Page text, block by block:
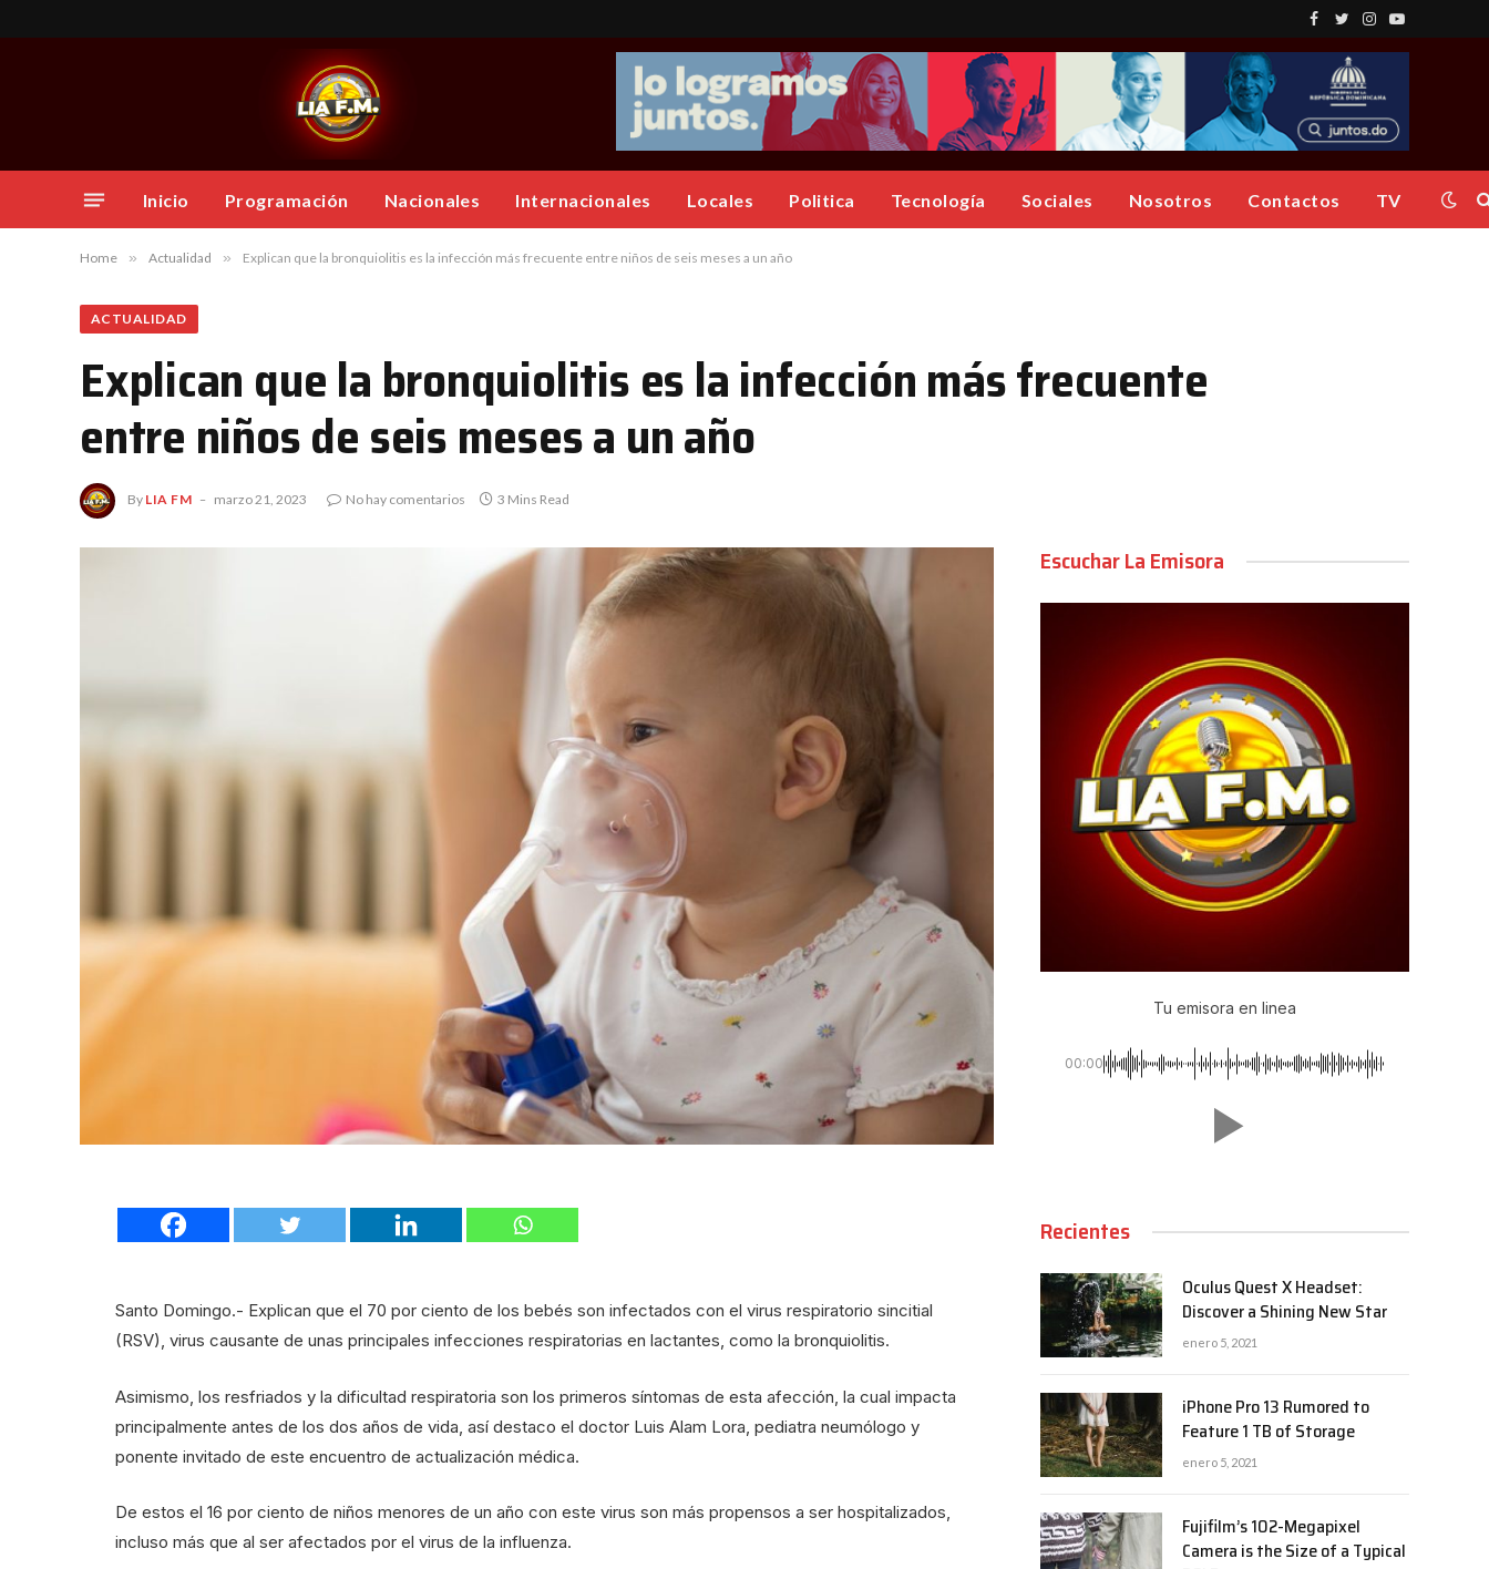
Facebook
TwitterInstagram
YouTube
Inicio Programación Nacionales Internacionales Locales Politica Tecnología Sociales Nosotros Contactos TV
Home » Actualidad » Explican que la bronquiolitis es la infección más frecuente entre niños de seis meses a un año
ACTUALIDAD
Explican que la bronquiolitis es la infección más frecuente
entre niños de seis meses a un año
By LIA FM marzo 21, 2023 No hay comentarios 3 Mins Read
Santo Domingo.- Explican que el 70 por ciento de los bebés son infectados con el virus respiratorio sincitial
(RSV), virus causante de unas principales infecciones respiratorias en lactantes, como la bronquiolitis.
Asimismo, los resfriados y la dificultad respiratoria son los primeros síntomas de esta afección, la cual impacta
principalmente antes de los dos años de vida, así destaco el doctor Luis Alam Lora, pediatra neumólogo y
ponente invitado de este encuentro de actualización médica.
De estos el 16 por ciento de niños menores de un año con este virus son más propensos a ser hospitalizados,
incluso más que al ser afectados por el virus de la influenza.
Escuchar La Emisora
Tu emisora en linea
00:00
Recientes
Oculus Quest X Headset:
Discover a Shining New Star
enero 5, 2021
iPhone Pro 13 Rumored to
Feature 1 TB of Storage
enero 5, 2021
Fujifilm’s 102-Megapixel
Camera is the Size of a Typical